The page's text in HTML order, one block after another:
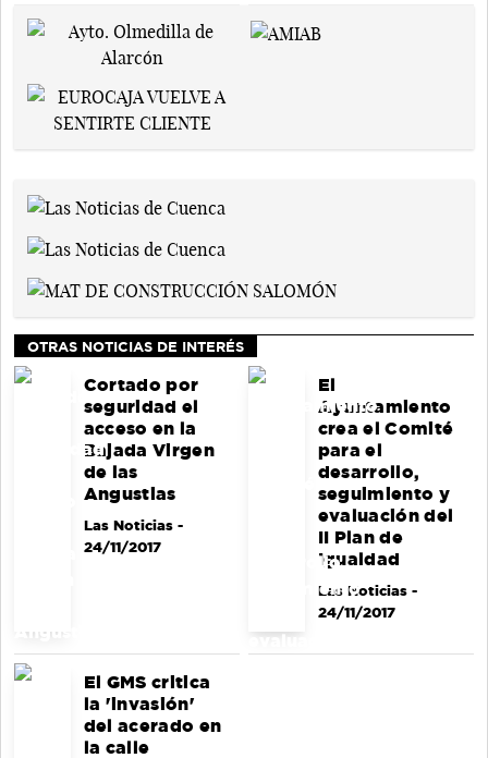
OTRAS NOTICIAS DE INTERÉS
Cortado por
seguridad el
acceso en la
Bajada Virgen
de las
Angustias
Las Noticias-
24/11/2017
El
Ayuntamiento
crea el Comité
para el
desarrollo,
seguimiento y
evaluación del
II Plan de
Igualdad
Las Noticias-
24/11/2017
El GMS critica
la 'invasión'
del acerado en
la calle